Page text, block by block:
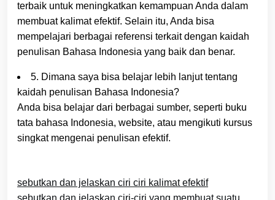
terbaik untuk meningkatkan kemampuan Anda dalam
membuat kalimat efektif. Selain itu, Anda bisa
mempelajari berbagai referensi terkait dengan kaidah
penulisan Bahasa Indonesia yang baik dan benar.
5. Dimana saya bisa belajar lebih lanjut tentang
kaidah penulisan Bahasa Indonesia?
Anda bisa belajar dari berbagai sumber, seperti buku
tata bahasa Indonesia, website, atau mengikuti kursus
singkat mengenai penulisan efektif.
sebutkan dan jelaskan ciri ciri kalimat efektif
sebutkan dan jelaskan ciri-ciri yang membuat suatu